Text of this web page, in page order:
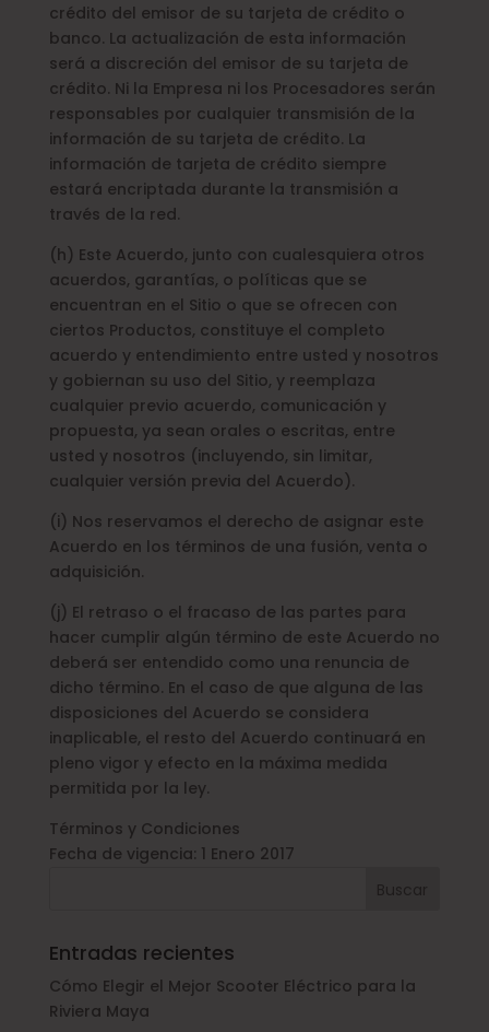
crédito del emisor de su tarjeta de crédito o
banco. La actualización de esta información
será a discreción del emisor de su tarjeta de
crédito. Ni la Empresa ni los Procesadores serán
responsables por cualquier transmisión de la
información de su tarjeta de crédito. La
información de tarjeta de crédito siempre
estará encriptada durante la transmisión a
través de la red.
(h) Este Acuerdo, junto con cualesquiera otros
acuerdos, garantías, o políticas que se
encuentran en el Sitio o que se ofrecen con
ciertos Productos, constituye el completo
acuerdo y entendimiento entre usted y nosotros
y gobiernan su uso del Sitio, y reemplaza
cualquier previo acuerdo, comunicación y
propuesta, ya sean orales o escritas, entre
usted y nosotros (incluyendo, sin limitar,
cualquier versión previa del Acuerdo).
(i) Nos reservamos el derecho de asignar este
Acuerdo en los términos de una fusión, venta o
adquisición.
(j) El retraso o el fracaso de las partes para
hacer cumplir algún término de este Acuerdo no
deberá ser entendido como una renuncia de
dicho término. En el caso de que alguna de las
disposiciones del Acuerdo se considera
inaplicable, el resto del Acuerdo continuará en
pleno vigor y efecto en la máxima medida
permitida por la ley.
Términos y Condiciones
Fecha de vigencia: 1 Enero 2017
Entradas recientes
Cómo Elegir el Mejor Scooter Eléctrico para la
Riviera Maya